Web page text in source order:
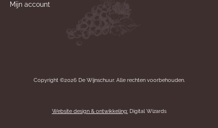
Mijn account
Copyright ©2026 De Wijnschuur. Alle rechten voorbehouden.
Website design & ontwikkeling:Digital Wizards